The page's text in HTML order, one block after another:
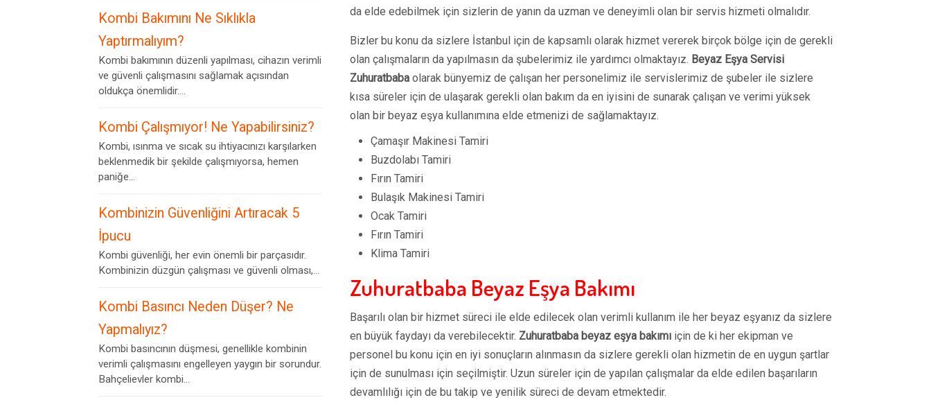
da elde edebilmek için sizlerin de yanın da uzman ve deneyimli olan bir servis hizmeti olmalıdır.
Bizler bu konu da sizlere İstanbul için de kapsamlı olarak hizmet vererek birçok bölge için de gerekli
olan çalışmaların da yapılmasın da şubelerimiz ile yardımcı olmaktayız. Beyaz Eşya Servisi
Zuhuratbaba olarak bünyemiz de çalışan her personelimiz ile servislerimiz de şubeler ile sizlere
kısa süreler için de ulaşarak gerekli olan bakım da en iyisini de sunarak çalışan ve verimi yüksek
olan bir beyaz eşya kullanımına elde etmenizi de sağlamaktayız.
Çamaşır Makinesi Tamiri
Buzdolabı Tamiri
Fırın Tamiri
Bulaşık Makinesi Tamiri
Ocak Tamiri
Fırın Tamiri
Klima Tamiri
Zuhuratbaba Beyaz Eşya Bakımı
Başarılı olan bir hizmet süreci ile elde edilecek olan verimli kullanım ile her beyaz eşyanız da sizlere
en büyük faydayı da verebilecektir. Zuhuratbaba beyaz eşya bakımı için de ki her ekipman ve
personel bu konu için en iyi sonuçların alınmasın da sizlere gerekli olan hizmetin de en uygun şartlar
için de sunulması için seçilmiştir. Uzun süreler için de yapılan çalışmalar da elde edilen başarıların
devamlılığı için de bu takip ve yenilik süreci de devam etmektedir.
Kombi Bakımını Ne Sıklıkla
Yaptırmalıyım?
Kombi bakımının düzenli yapılması, cihazın verimli
ve güvenli çalışmasını sağlamak açısından
oldukça önemlidir....
Kombi Çalışmıyor! Ne Yapabilirsiniz?
Kombi, ısınma ve sıcak su ihtiyacınızı karşılarken
beklenmedik bir şekilde çalışmıyorsa, hemen
paniğe...
Kombinizin Güvenliğini Artıracak 5
İpucu
Kombi güvenliği, her evin önemli bir parçasıdır.
Kombinizin düzgün çalışması ve güvenli olması,...
Kombi Basıncı Neden Düşer? Ne
Yapmalıyız?
Kombi basıncının düşmesi, genellikle kombinin
verimli çalışmasını engelleyen yaygın bir sorundur.
Bahçelievler kombi...